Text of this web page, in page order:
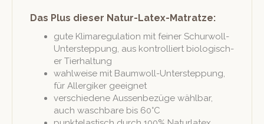
Das Plus dieser Natur-Latex-Matratze:
gute Kli­mareg­u­la­tion mit fein­er Schur­woll-
Unter­step­pung, aus kon­trol­liert biol­o­gis­ch­
er Tierhaltung
wahlweise mit Baum­woll-Unter­step­pung,
für Allergik­er geeignet
ver­schiedene Aussen­bezüge wählbar,
auch waschbare bis 60°C